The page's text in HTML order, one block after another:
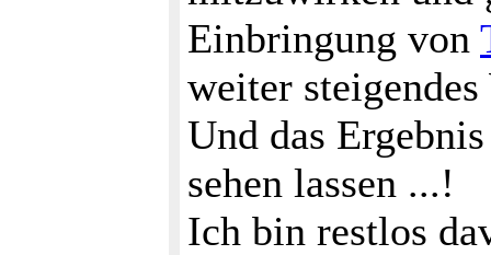
Einbringung von
weiter
Und das
sehen lassen ...!
Ich bin restlos